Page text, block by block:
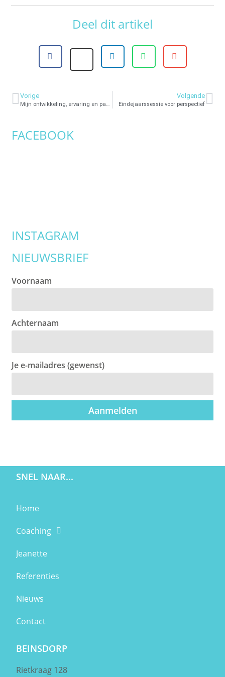
Deel dit artikel
Vorige
Mijn ontwikkeling, ervaring en passie als stief(moeder)coach
Volgende
Eindejaarssessie voor perspectief
FACEBOOK
INSTAGRAM
NIEUWSBRIEF
Voornaam
Achternaam
Je e-mailadres (gewenst)
Aanmelden
SNEL NAAR...
Home
Coaching
Jeanette
Referenties
Nieuws
Contact
BEINSDORP
Rietkraag 128